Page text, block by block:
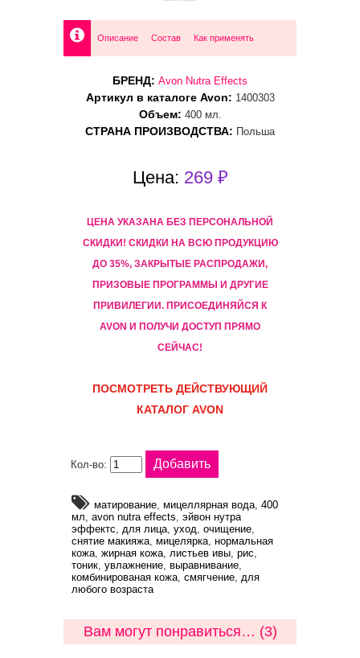
Описание Состав Как применять
БРЕНД: Avon Nutra Effects
Артикул в каталоге Avon: 1400303
Объем: 400 мл.
СТРАНА ПРОИЗВОДСТВА: Польша
Цена: 269 ₽
ЦЕНА УКАЗАНА БЕЗ ПЕРСОНАЛЬНОЙ
СКИДКИ! CКИДКИ НА ВСЮ ПРОДУКЦИЮ
ДО 35%, ЗАКРЫТЫЕ РАСПРОДАЖИ,
ПРИЗОВЫЕ ПРОГРАММЫ И ДРУГИЕ
ПРИВИЛЕГИИ. ПРИСОЕДИНЯЙСЯ К
AVON И ПОЛУЧИ ДОСТУП ПРЯМО
СЕЙЧАС!
ПОСМОТРЕТЬ ДЕЙСТВУЮЩИЙ
КАТАЛОГ AVON
Кол-во:
матирование, мицеллярная вода, 400
мл, avon nutra effects, эйвон нутра
эффектс, для лица, уход, очищение,
снятие макияжа, мицелярка, нормальная
кожа, жирная кожа, листьев ивы, рис,
тоник, увлажнение, выравнивание,
комбинированая кожа, смягчение, для
любого возраста
Вам могут понравиться… (3)